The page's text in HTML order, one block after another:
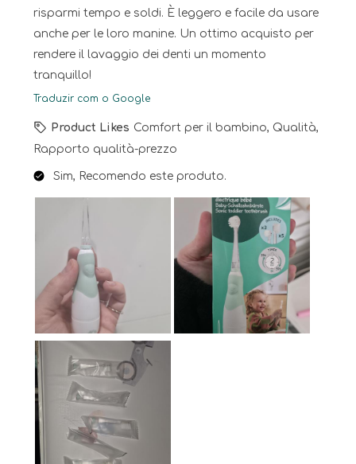
risparmi tempo e soldi. È leggero e facile da usare
anche per le loro manine. Un ottimo acquisto per
rendere il lavaggio dei denti un momento
tranquillo!
Traduzir com o Google
Product Likes Comfort per il bambino, Qualità,
Rapporto qualità-prezzo
Sim, Recomendo este produto.